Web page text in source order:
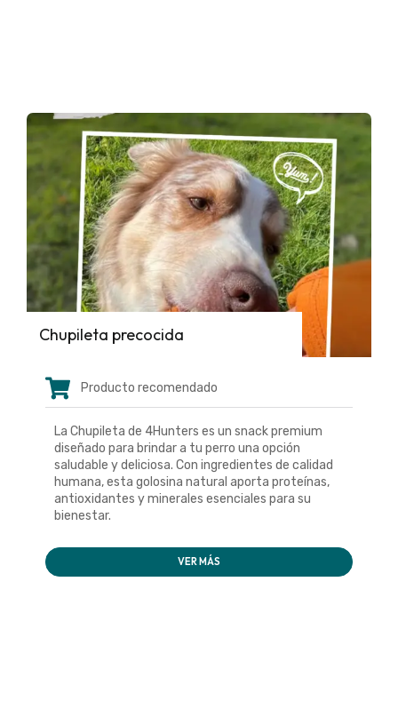
Chupileta precocida
Producto recomendado
La Chupileta de 4Hunters es un snack premium
diseñado para brindar a tu perro una opción
saludable y deliciosa. Con ingredientes de calidad
humana, esta golosina natural aporta proteínas,
antioxidantes y minerales esenciales para su
bienestar.
VER MÁS